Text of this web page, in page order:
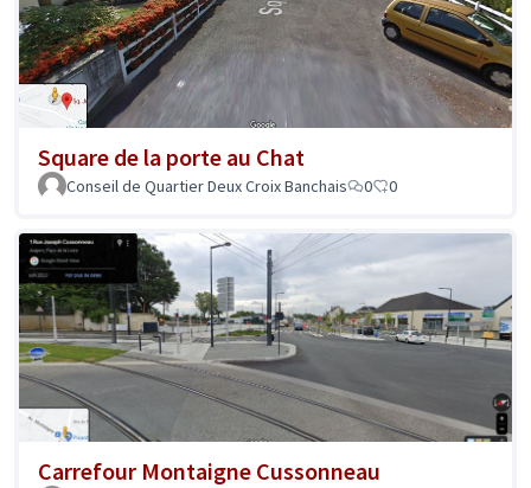
Square de la porte au Chat
Conseil de Quartier Deux Croix Banchais 0 0
Carrefour Montaigne Cussonneau